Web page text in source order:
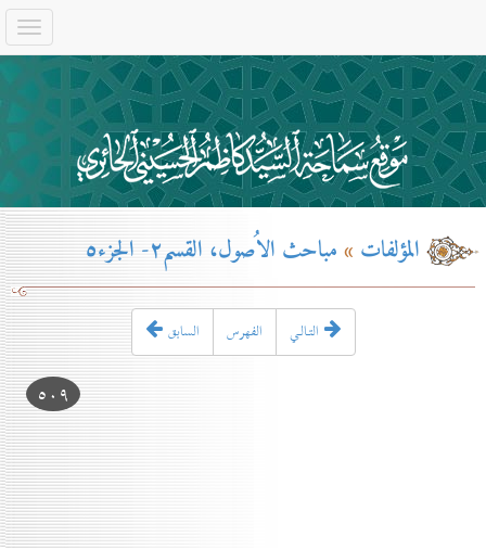
المؤلفات»مباحث الاُصول، القسم۲- الجزء٥
السابق الفهرس التـالـي
٥٠۹